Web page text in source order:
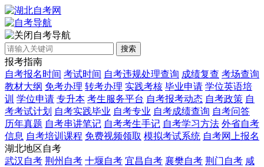
自考导航
搜索
报考指南
自考报名时间 考试时间 自考违规处理查询 成绩复查 考场查询
教材大纲 免考办理 转考办理 实践考核 毕业申请 学位英语培
训 学位申请 专升本 考生服务平台 自考报考动态 自考政策 自
考考试计划 自考实践毕业 自考专业 自考成绩查询 自考问答
历年真题 自考串讲笔记 自考考生手记 自考学习方法 外省自考
信息 自考培训课程 免费视频领取 模拟考试系统 自考网上报名
湖北地区自考
武汉自考 荆州自考 十堰自考 宜昌自考 襄樊自考 荆门自考 咸